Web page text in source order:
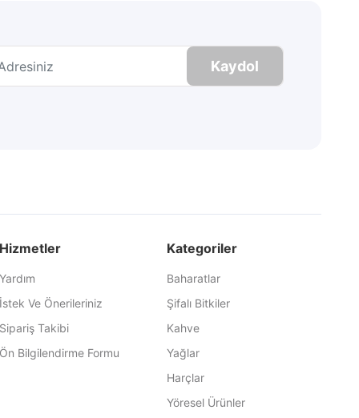
Kaydol
Hizmetler
Yardım
İstek Ve Önerileriniz
Sipariş Takibi
Ön Bilgilendirme Formu
Kategoriler
Baharatlar
Şifalı Bitkiler
Kahve
Yağlar
Harçlar
Yöresel Ürünler